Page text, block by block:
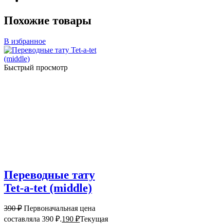
Похожие товары
В избранное
Быстрый просмотр
Переводные тату
Tet-a-tet (middle)
390₽ Первоначальная цена
составляла 390 ₽.190 ₽Текущая